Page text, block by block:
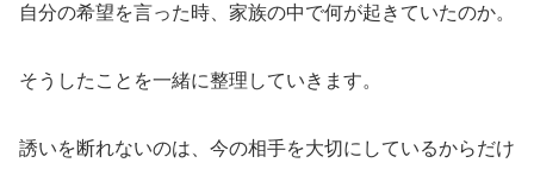
自分の希望を言った時、家族の中で何が起きていたのか。
そうしたことを一緒に整理していきます。
誘いを断れないのは、今の相手を大切にしているからだけ